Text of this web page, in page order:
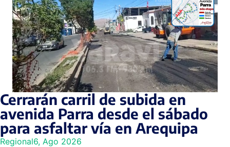
Cerrarán carril de subida en
avenida Parra desde el sábado
para asfaltar vía en Arequipa
Regional6, Ago 2026